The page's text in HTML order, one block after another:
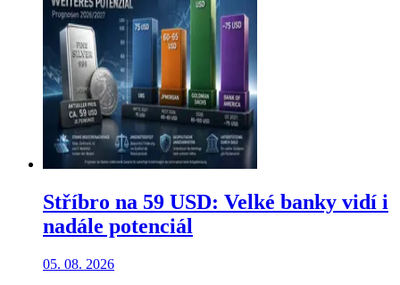
Stříbro na 59 USD: Velké banky vidí i
nadále potenciál
05. 08. 2026